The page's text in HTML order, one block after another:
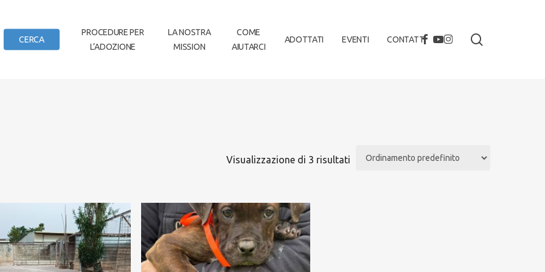
CERCA
PROCEDURE PER
L’ADOZIONE
LA NOSTRA
MISSION
COME
AIUTARCI
ADOTTATI EVENTI CONTATTIFACEBOOK
YOUTUBE
INSTAGRAM
Visualizzazione di 3 risultati